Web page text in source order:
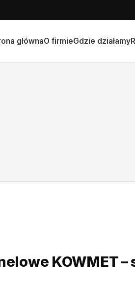
głównaO firmieGdzie działamy
KOWMET